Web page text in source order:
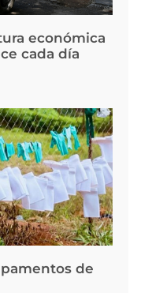
económica
cada día
de